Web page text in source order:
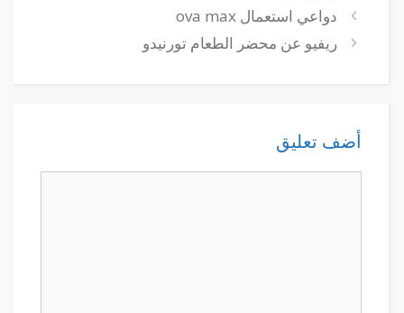
دواعي استعمال ova max
ريفيو عن محضر الطعام تورنيدو
أضف تعليق